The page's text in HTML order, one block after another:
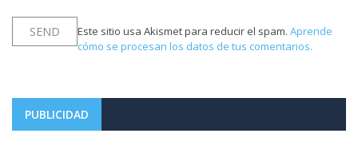
Este sitio usa Akismet para reducir el spam. Aprende
cómo se procesan los datos de tus comentarios.
PUBLICIDAD